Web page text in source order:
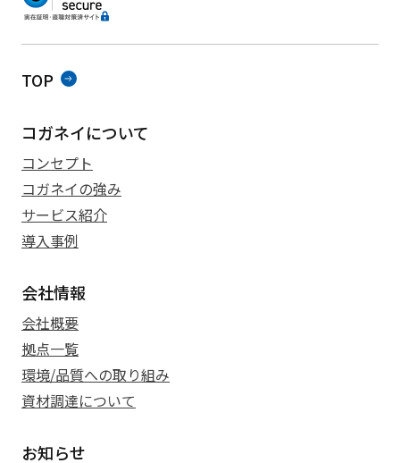
TOP
コガネイについて
コンセプト
コガネイの強み
サービス紹介
導入事例
会社情報
会社概要
拠点一覧
環境/品質への取り組み
資材調達について
お知らせ